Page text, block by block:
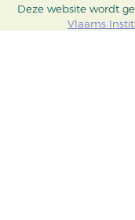
Deze website wordt
Vlaams